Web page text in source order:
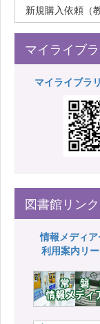
新規購入依頼（
マイライブ
マイライブラ
図書館リン
情報メディ
利用案内リ